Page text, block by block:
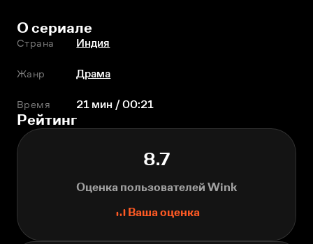
О сериале
Страна Индия
Жанр Драма
Время 21 мин / 00:21
Рейтинг
8.7
Оценка пользователей Wink
Ваша оценка